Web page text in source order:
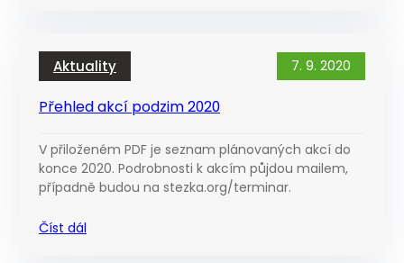
Aktuality 7. 9. 2020
Přehled akcí podzim 2020
V přiloženém PDF je seznam plánovaných akcí do
konce 2020. Podrobnosti k akcím půjdou mailem,
případně budou na stezka.org/terminar.
Číst dál